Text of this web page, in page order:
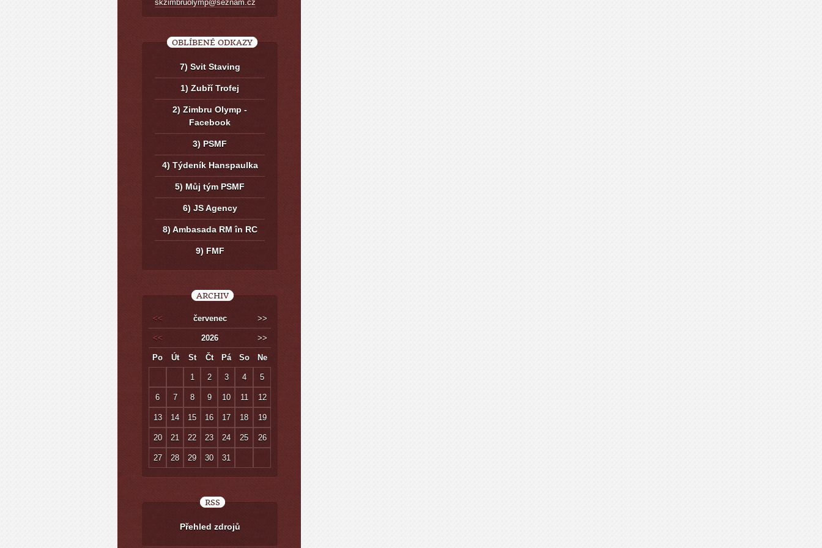
skzimbruolymp@seznam.cz
OBLÍBENÉ ODKAZY
7) Svit Staving
1) Zubří Trofej
2) Zimbru Olymp -
Facebook
3) PSMF
4) Týdeník Hanspaulka
5) Můj tým PSMF
6) JS Agency
8) Ambasada RM în RC
9) FMF
ARCHIV
<< červenec >>
<< 2026 >>
Po Út St Čt Pá So Ne
1 2 3 4 5
6 7 8 9 10 11 12
13 14 15 16 17 18 19
20 21 22 23 24 25 26
27 28 29 30 31
RSS
Přehled zdrojů